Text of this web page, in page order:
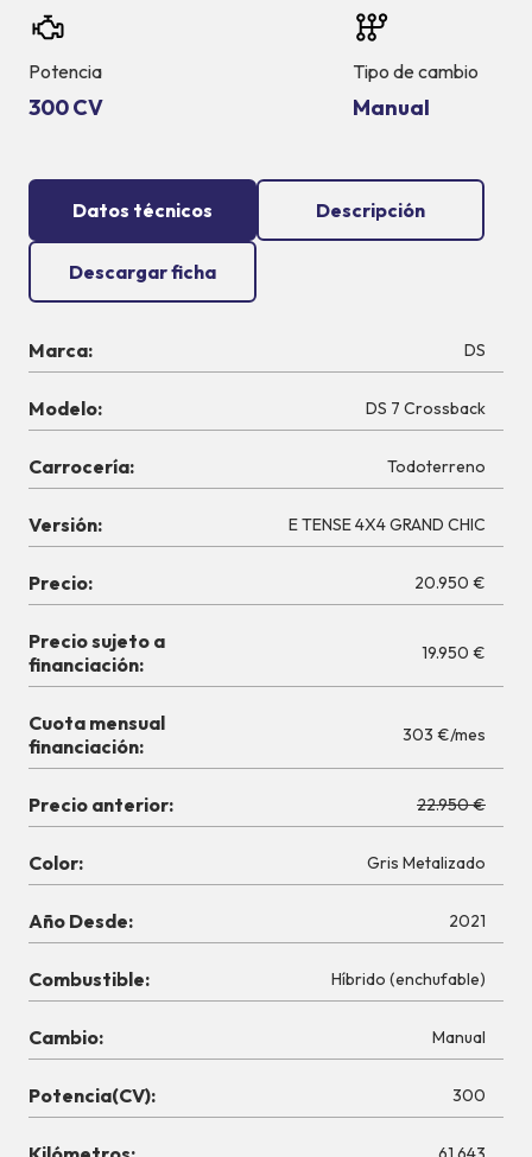
Potencia
300 CV
Tipo de cambio
Manual
Datos técnicos Descripción
Descargar ficha
Marca: DS
Modelo: DS 7 Crossback
Carrocería: Todoterreno
Versión: E TENSE 4X4 GRAND CHIC
Precio: 20.950 €
Precio sujeto a
financiación:
19.950 €
Cuota mensual
financiación:
303 €/mes
Precio anterior: 22.950 €
Color: Gris Metalizado
Año Desde: 2021
Combustible: Híbrido (enchufable)
Cambio: Manual
Potencia(CV): 300